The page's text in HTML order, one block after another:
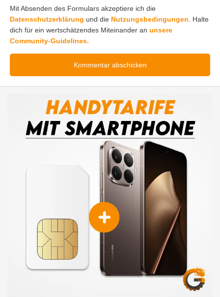
Mit Absenden des Formulars akzeptiere ich die
Datenschutzerklärung und die Nutzungsbedingungen . Halte
dich für ein wertschätzendes Miteinander an unsere
Community-Guidelines.